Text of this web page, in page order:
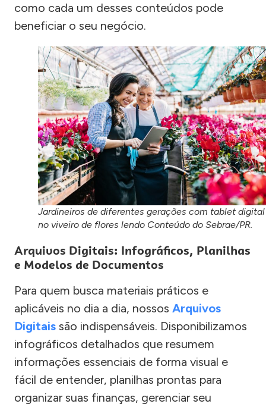
como cada um desses conteúdos pode
beneficiar o seu negócio.
Jardineiros de diferentes gerações com tablet digital
no viveiro de flores lendo Conteúdo do Sebrae/PR.
Arquivos Digitais: Infográficos, Planilhas
e Modelos de Documentos
Para quem busca materiais práticos e
aplicáveis no dia a dia, nossos Arquivos
Digitais são indispensáveis. Disponibilizamos
infográficos detalhados que resumem
informações essenciais de forma visual e
fácil de entender, planilhas prontas para
organizar suas finanças, gerenciar seu